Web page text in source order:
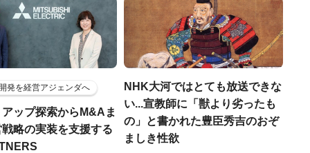
発を経営アジェンダへ
ップ探索からM&Aま
略の実装を支援する
NHK大河ではとても放送できな
い...宣教師に「獣より劣ったも
の」と書かれた豊臣秀吉のおぞ
ましき性欲